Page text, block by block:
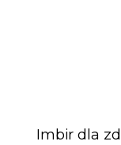
Imbir dla